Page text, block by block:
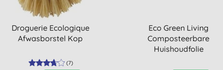
Droguerie Ecologique
Afwasborstel Kop
(7)
Eco Green Living
Composteerbare
Huishoudfolie